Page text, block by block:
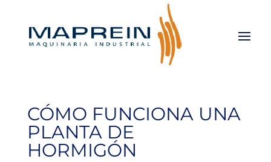
CÓMO FUNCIONA UNA
PLANTA DE
HORMIGÓN